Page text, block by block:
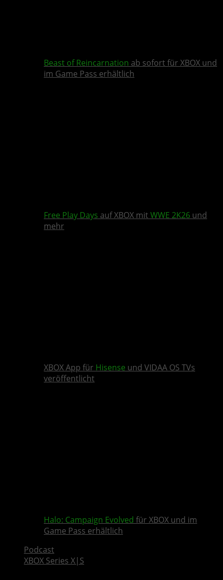
Beast of Reincarnation ab sofort für XBOX und
im Game Pass erhältlich
Free Play Days auf XBOX mit WWE 2K26 und
mehr
XBOX App für Hisense und VIDAA OS TVs
veröffentlicht
Halo: Campaign Evolved für XBOX und im
Game Pass erhältlich
Podcast
XBOX Series X|S